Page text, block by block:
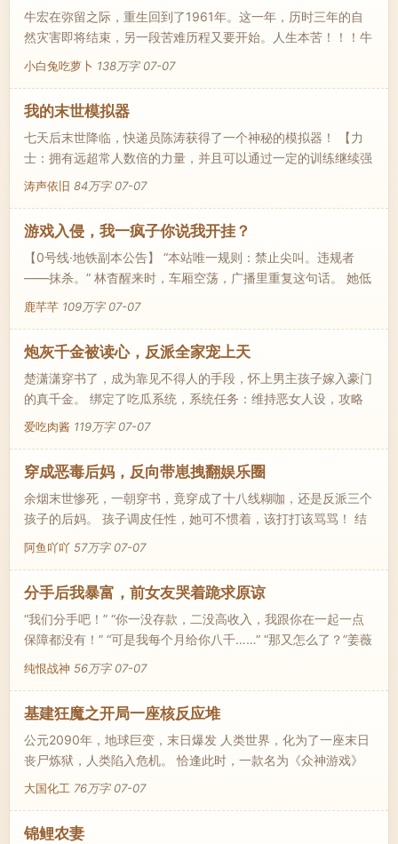
牛宏在弥留之际，重生回到了1961年。这一年，历时三年的自
然灾害即将结束，另一段苦难历程又要开始。人生本苦！！！牛
宏却要活出不一样的轻松、甜蜜。哥，我饿！兄弟，帮嫂拉帮套
信条，既赢得了美女们的芳心，又打造出新的事业帝国。将人生
活出新的精彩。
小白兔吃萝卜 138万字 07-07
我的末世模拟器
七天后末世降临，快递员陈涛获得了一个神秘的模拟器！ 【力
士：拥有远超常人数倍的力量，并且可以通过一定的训练继续强
化！】（紫色） 【洞察之眼：具有极为特殊的观察能力，能够
许多骇人听闻的信息！ 超强的丧尸，神秘的灾难…… 当末世真
正来临，他发现这一切才只是个开始！
涛声依旧 84万字 07-07
游戏入侵，我一疯子你说我开挂？
【0号线·地铁副本公告】 “本站唯一规则：禁止尖叫。违规者
——抹杀。” 林杳醒来时，车厢空荡，广播里重复这句话。 她低
头，手腕上戴着“分贝计数器”，数值一旦过线，就会死。 人类沦
生。 直到某天，系统警报响彻副本： 【检测到钉子户玩家林
杳，强行拆除规则墙体，授予隐藏称号——怪诞拆迁办主任。
鹿芊芊 109万字 07-07
炮灰千金被读心，反派全家宠上天
楚潇潇穿书了，成为靠见不得人的手段，怀上男主孩子嫁入豪门
的真千金。 绑定了吃瓜系统，系统任务：维持恶女人设，攻略
商年。 这个世界赚到的钱，可以带回原世界。 楚潇潇发誓。 她
声。 【商家再过三年就会破产，死的死伤的伤。】 为了攻略商
年楚潇潇一路吃瓜。 【什么？商年的好友是绿毛龟，让我看看
怎么
爱吃肉酱 119万字 07-07
穿成恶毒后妈，反向带崽拽翻娱乐圈
余烟末世惨死，一朝穿书，竟穿成了十八线糊咖，还是反派三个
孩子的后妈。 孩子调皮任性，她可不惯着，该打打该骂骂！ 结
果，第二天她就被骂上热搜，标签是恶毒后妈。 余烟看向黏在
崽？ 余烟华丽转身：宝贝儿们走，妈妈带你们萌翻全网。
阿鱼吖吖 57万字 07-07
分手后我暴富，前女友哭着跪求原谅
“我们分手吧！” “你一没存款，二没高收入，我跟你在一起一点
保障都没有！” “可是我每个月给你八千……” “那又怎么了？”姜薇
薇伸出手指，派算道：“房租是我花钱，水电是我花钱，连买菜
不知道未来该怎么办。 就在这个时候，他忽然觉醒了财富洞察
系统！ 【事件一：谋盗窃团伙在码头仓库储存了大
纯恨战神 56万字 07-07
基建狂魔之开局一座核反应堆
公元2090年，地球巨变，末日爆发 人类世界，化为了一座末日
丧尸炼狱，人类陷入危机。 恰逢此时，一款名为《众神游戏》
的基建建设类网游，降临地球，人类拥有了登录《众神游戏》的
大国化工 76万字 07-07
锦鲤农妻